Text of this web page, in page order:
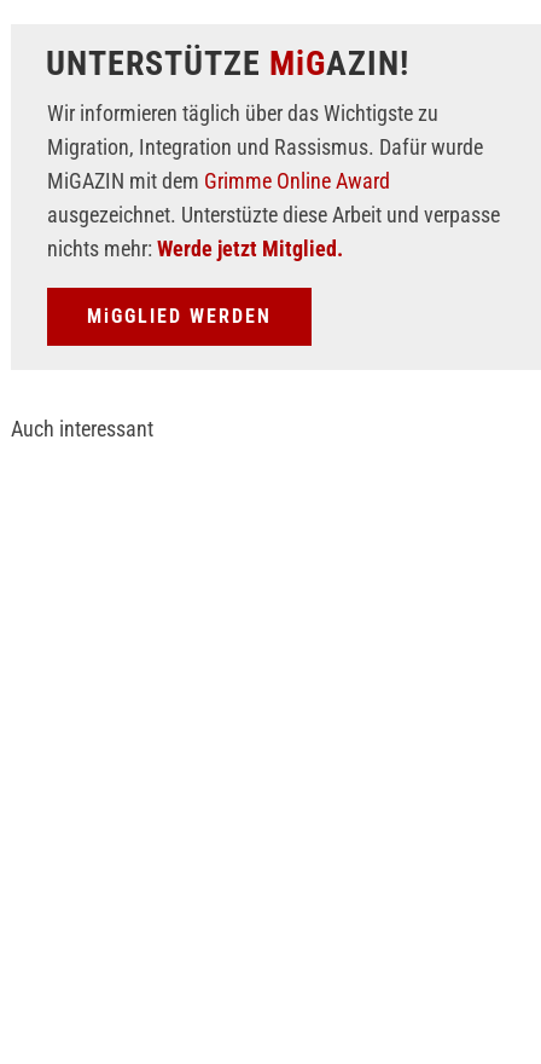
UNTERSTÜTZE MiGAZIN!
Wir informieren täglich über das Wichtigste zu
Migration, Integration und Rassismus. Dafür wurde
MiGAZIN mit dem Grimme Online Award
ausgezeichnet. Unterstüzte diese Arbeit und verpasse
nichts mehr: Werde jetzt Mitglied.
MiGGLIED WERDEN
Auch interessant